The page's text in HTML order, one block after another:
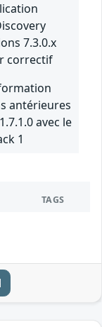
7.3.0.x
correctif
antérieures
avec le
1
TAGS